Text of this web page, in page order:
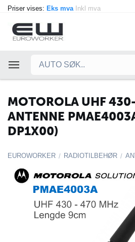
Priser vises: Eks mva Inkl mva
MOTOROLA UHF
ANTENNE
DP1X00)
EUROWORKER / RADIOTILBEHØR /